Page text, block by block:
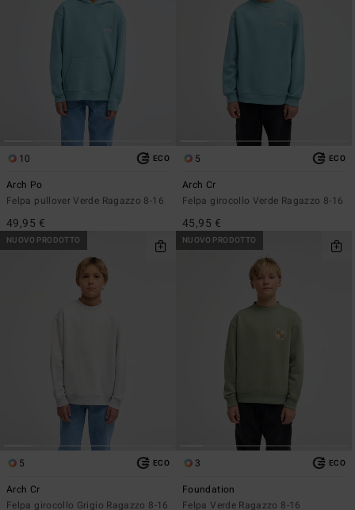
10 ECO
Arch Po
Felpa pullover Verde Ragazzo 8-16
49,95 €
5 ECO
Arch Cr
Felpa girocollo Verde Ragazzo 8-16
45,95 €
NUOVO PRODOTTO
5 ECO
Arch Cr
Felpa girocollo Grigio Ragazzo 8-16
NUOVO PRODOTTO
3 ECO
Foundation
Felpa Verde Ragazzo 8-16